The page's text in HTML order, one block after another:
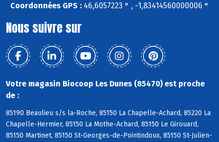
Coordonnées GPS : 46,6057223 ° , -1,83414560000006 °
Nous suivre sur
Votre magasin Biocoop Les Dunes (85470) est proche
de :
85190 Beaulieu s/s la-Roche, 85150 La Chapelle-Achard, 85220 La
Chapelle-Hermier, 85150 La Mothe-Achard, 85150 Le Girouard,
85150 Martinet, 85150 St-Georges-de-Pointindoux, 85150 St-Julien-